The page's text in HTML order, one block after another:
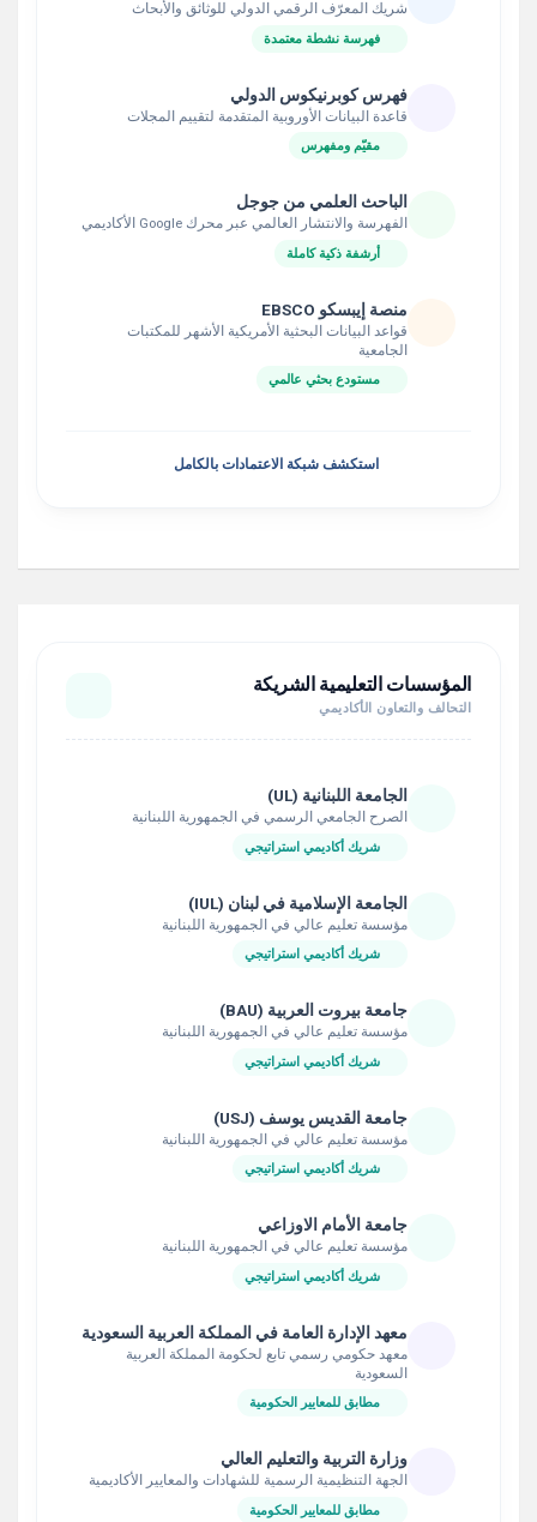
شريك المعرّف الرقمي الدولي للوثائق والأبحاث
فهرسة نشطة معتمدة
فهرس كوبرنيكوس الدولي
قاعدة البيانات الأوروبية المتقدمة لتقييم المجلات
مقيّم ومفهرس
الباحث العلمي من جوجل
الفهرسة والانتشار العالمي عبر محرك Google الأكاديمي
أرشفة ذكية كاملة
منصة إيبسكو EBSCO
قواعد البيانات البحثية الأمريكية الأشهر للمكتبات
الجامعية
مستودع بحثي عالمي
استكشف شبكة الاعتمادات بالكامل
المؤسسات التعليمية الشريكة
التحالف والتعاون الأكاديمي
الجامعة اللبنانية (UL)
الصرح الجامعي الرسمي في الجمهورية اللبنانية
شريك أكاديمي استراتيجي
الجامعة الإسلامية في لبنان (IUL)
مؤسسة تعليم عالي في الجمهورية اللبنانية
شريك أكاديمي استراتيجي
جامعة بيروت العربية (BAU)
مؤسسة تعليم عالي في الجمهورية اللبنانية
شريك أكاديمي استراتيجي
جامعة القديس يوسف (USJ)
مؤسسة تعليم عالي في الجمهورية اللبنانية
شريك أكاديمي استراتيجي
جامعة الأمام الاوزاعي
مؤسسة تعليم عالي في الجمهورية اللبنانية
شريك أكاديمي استراتيجي
معهد الإدارة العامة في المملكة العربية السعودية
معهد حكومي رسمي تابع لحكومة المملكة العربية
السعودية
مطابق للمعايير الحكومية
وزارة التربية والتعليم العالي
الجهة التنظيمية الرسمية للشهادات والمعايير الأكاديمية
مطابق للمعايير الحكومية